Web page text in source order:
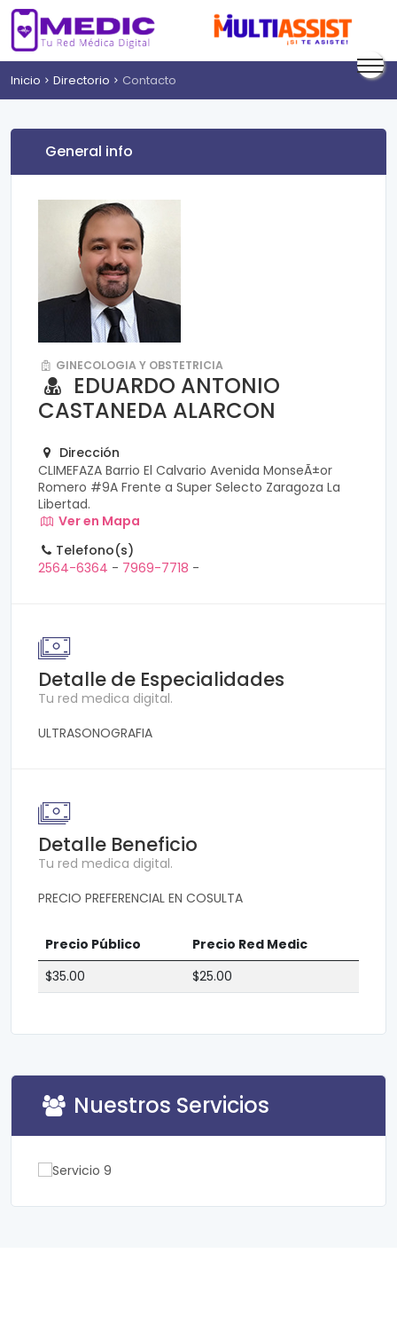
Inicio Directorio Contacto
General info
GINECOLOGIA Y OBSTETRICIA
EDUARDO ANTONIO
CASTANEDA ALARCON
Dirección
CLIMEFAZA Barrio El Calvario Avenida MonseÃ±or
Romero #9A Frente a Super Selecto Zaragoza La
Libertad.
Ver en Mapa
Telefono(s)
2564-6364 - 7969-7718 -
Detalle de Especialidades
Tu red medica digital.
ULTRASONOGRAFIA
Detalle Beneficio
Tu red medica digital.
PRECIO PREFERENCIAL EN COSULTA
Precio Público
Precio Red Medic
$35.00
$25.00
Nuestros Servicios